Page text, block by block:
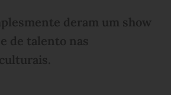
deram um show
de talento nas